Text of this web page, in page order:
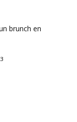
brunch en